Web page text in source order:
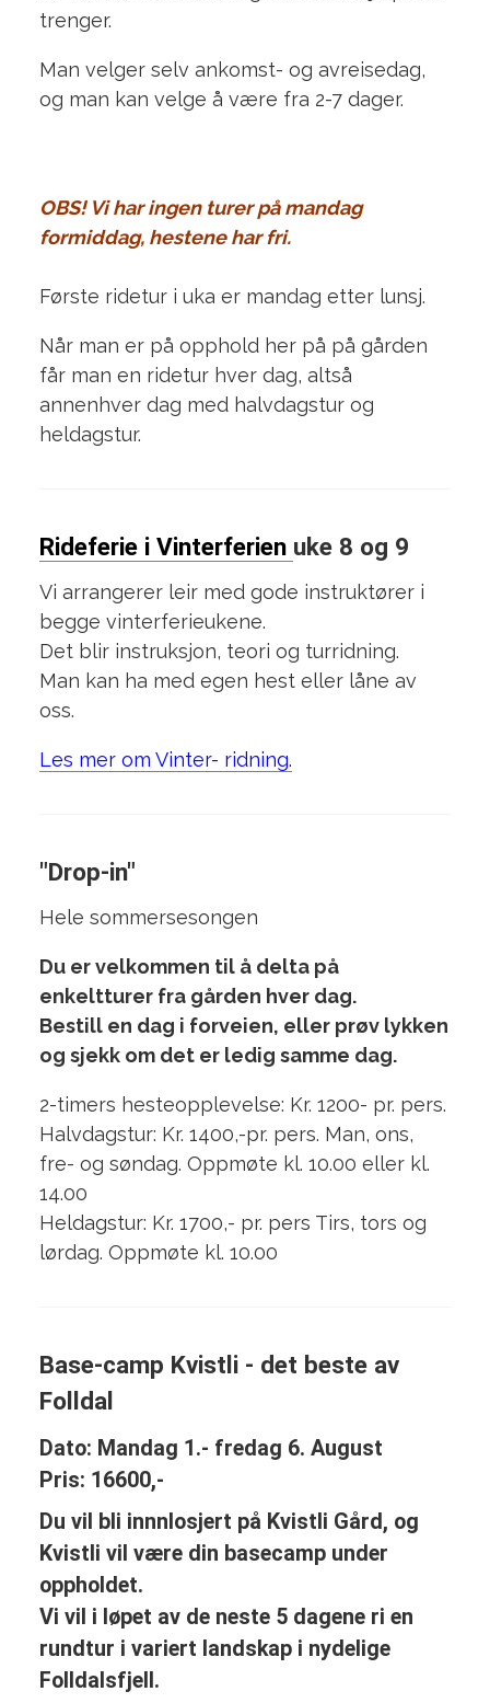
trenger.
Man velger selv ankomst- og avreisedag,
og man kan velge å være fra 2-7 dager.
OBS! Vi har ingen turer på mandag
formiddag, hestene har fri.
Første ridetur i uka er mandag etter lunsj.
Når man er på opphold her på på gården
får man en ridetur hver dag, altså
annenhver dag med halvdagstur og
heldagstur.
Rideferie i Vinterferien uke 8 og 9
Vi arrangerer leir med gode instruktører i
begge vinterferieukene.
Det blir instruksjon, teori og turridning.
Man kan ha med egen hest eller låne av
oss.
Les mer om Vinter- ridning.
"Drop-in"
Hele sommersesongen
Du er velkommen til å delta på
enkeltturer fra gården hver dag.
Bestill en dag i forveien, eller prøv lykken
og sjekk om det er ledig samme dag.
2-timers hesteopplevelse: Kr. 1200- pr. pers.
Halvdagstur: Kr. 1400,-pr. pers. Man, ons,
fre- og søndag. Oppmøte kl. 10.00 eller kl.
14.00
Heldagstur: Kr. 1700,- pr. pers Tirs, tors og
lørdag. Oppmøte kl. 10.00
Base-camp Kvistli - det beste av
Folldal
Dato: Mandag 1.- fredag 6. August
Pris: 16600,-
Du vil bli innnlosjert på Kvistli Gård, og
Kvistli vil være din basecamp under
oppholdet.
Vi vil i løpet av de neste 5 dagene ri en
rundtur i variert landskap i nydelige
Folldalsfjell.